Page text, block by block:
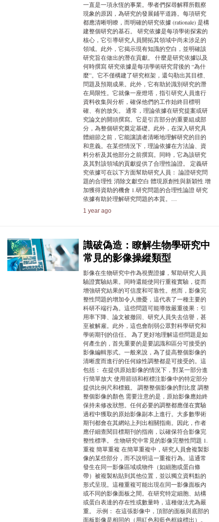
一直是一項永恆的事業。學者們探尋解釋所觀察
現象的原因，為研究的發展鋪平道路。每項研究
都應清晰明瞭，而明確的研究依據 (rationale) 是構
建整個研究的基石。 研究依據是每項學術探索的
核心，它引導研究人員開拓其領域中尚未涉足的
領域。此外，它揭示現有知識的空白，並明確該
研究旨在做出的潛在貢獻。 什麼是研究依據以及
何時撰寫 研究依據是每項學術研究背後的 “為什
麼”。它不僅構建了研究框架，還勾勒出其目標、
問題及預期成果。此外，它有助於識別研究的潛
在局限性。它就像一座燈塔，指引研究人員進行
資料收集與分析，確保他們的工作始終目標明
確、有的放矢。 通常，理論依據在研究提案或研
究論文的開頭撰寫。它是引言部分的重要組成部
分，為整個研究奠定基礎。此外，在深入研究具
體細節之前，它能讓讀者清晰地理解研究的目的
和意義。在某些情況下，理論依據在方法論、資
料分析及其他部分之前撰寫。同時，它為該研究
及其對該領域的貢獻提供了合理性論證。 定義研
究依據可在以下方面幫助研究人員： 論證研究問
題的合理性 消除文獻空白 體現原創性與新穎性 增
加獲得資助的機會 1.研究問題的合理性論證 研究
依據有助於理解研究問題的本質。…
1 year ago
識破偽造：瞭解生物學研究中
常見的影像操縱類型
影像在生物研究中作為視覺證據，幫助研究人員
驗證實驗結果。同時還能使同行重複實驗，從而
增強研究結果的可信度和可靠性。然而，影像完
整性問題的增加令人擔憂，這代表了一種主要的
科研不端行為。這些問題可能導致嚴重後果：引
用率下降、論文被撤回、研究人員失去信譽，甚
至被解雇。此外，這也會削弱公眾對科學研究和
學術期刊的信任。 為了更好地理解這些問題是如
何產生的，首先重要的是要認識和區分可接受的
影像編輯形式。一般來說，為了提高整個影像的
清晰度而進行的任何線性調整都是可接受的。這
包括： 在提供原始影像的情況下，對某一部分進
行簡單放大 使用箭頭和框標注影像中的特定部分
提供比例尺和標籤。 調整整個影像的對比度 調整
整個影像的顏色 需要注意的是，原始影像應始終
保持未修改狀態。任何必要的調整都應僅在實驗
過程中獲取的原始影像副本上進行。大多數學術
期刊都會在其網站上列出相關指南。因此，作者
應仔細查閱目標期刊的指南，以確保符合影像完
整性標準。 生物研究中常見的影像完整性問題 1.
重複 簡單重複 在簡單重複中，研究人員會複製影
像的某些部分，而不說明這一重複行為。這通常
發生在同一影像區域或物件（如細胞或蛋白條
帶）被複製粘貼到其他位置，並以獨立資料點的
形式呈現。這種重複可能出現在同一影像面板內
或不同的影像面板之間。在研究特定細胞、結構
或蛋白表達的存在性或數量時，這種做法尤為嚴
重。 示例： 在這張影像中，頂部的面板與底部的
面板影像是相同的（用紅色和藍色框線標出）。